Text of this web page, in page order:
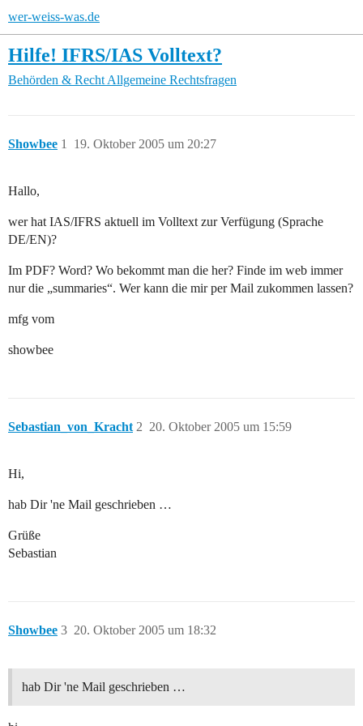
wer-weiss-was.de
Hilfe! IFRS/IAS Volltext?
Behörden & Recht Allgemeine Rechtsfragen
Showbee 19. Oktober 2005 um 20:27
1
Hallo,
wer hat IAS/IFRS aktuell im Volltext zur Verfügung (Sprache
DE/EN)?
Im PDF? Word? Wo bekommt man die her? Finde im web immer
nur die „summaries“. Wer kann die mir per Mail zukommen lassen?
mfg vom
showbee
Sebastian_von_Kracht 20. Oktober 2005 um 15:59
2
Hi,
hab Dir 'ne Mail geschrieben …
Grüße
Sebastian
Showbee 20. Oktober 2005 um 18:32
3
hab Dir 'ne Mail geschrieben …